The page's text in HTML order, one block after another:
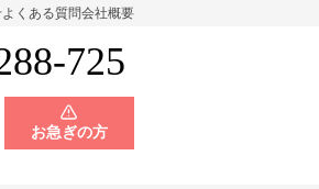
よくある質問会社概要
725
お急ぎの方